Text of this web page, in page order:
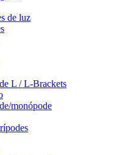
de luz
L / L-Brackets
monópode